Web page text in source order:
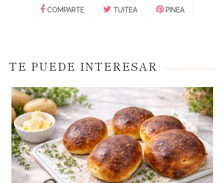
COMPARTE TUITEA PINEA
TE PUEDE INTERESAR